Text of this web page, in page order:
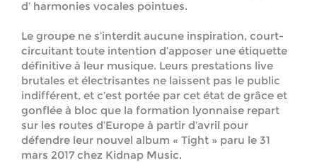
d’ harmonies vocales pointues.
Le groupe ne s’interdit aucune inspiration, court-
circuitant toute intention d’apposer une étiquette
définitive à leur musique. Leurs prestations live
brutales et électrisantes ne laissent pas le public
indifférent, et c’est portée par cet état de grâce et
gonflée à bloc que la formation lyonnaise repart
sur les routes d’Europe à partir d’avril pour
défendre leur nouvel album « Tight » paru le 31
mars 2017 chez Kidnap Music.